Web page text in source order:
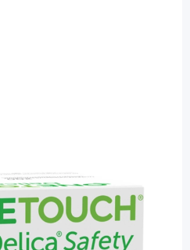
23G Lanzetten -
/ 200 Stück
Nr.114503